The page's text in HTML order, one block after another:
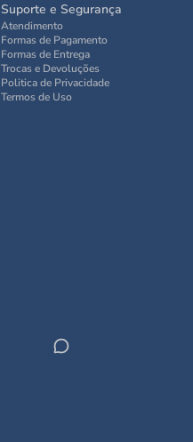
Suporte e Segurança
Atendimento
Formas de Pagamento
Formas de Entrega
Trocas e Devoluções
Politica de Privacidade
Termos de Uso